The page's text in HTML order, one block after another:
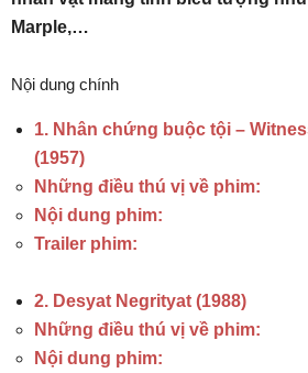
Marple,…
Nội dung chính
1. Nhân chứng buộc tội –
(1957)
Những điều thú vị về phim:
Nội dung phim:
Trailer phim:
2. Desyat Negrityat (1988)
Những điều thú vị về phim:
Nội dung phim: